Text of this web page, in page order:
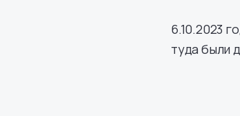
6.10.2023
туда были